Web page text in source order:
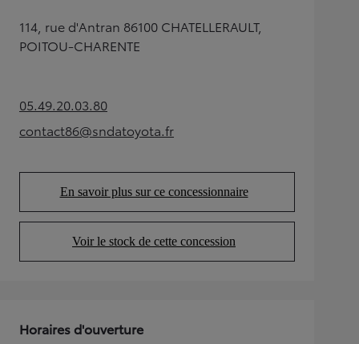
114, rue d'Antran 86100 CHATELLERAULT,
POITOU-CHARENTE
05.49.20.03.80(Opens in new tab)
contact86@sndatoyota.fr
(Opens in new tab)
En savoir plus sur ce concessionnaire
(Opens in new tab)
Voir le stock de cette concession
(Opens in new tab)
Horaires d'ouverture